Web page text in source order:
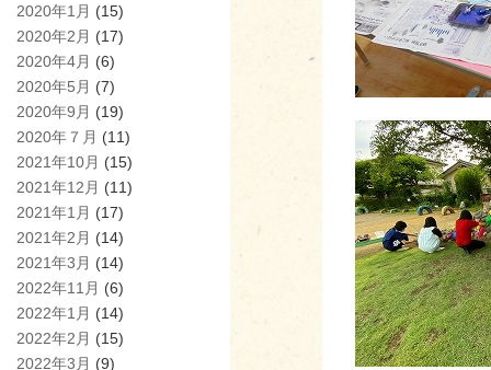
2020年1月 (15)
2020年2月 (17)
2020年4月 (6)
2020年5月 (7)
2020年9月 (19)
2020年７月 (11)
2021年10月 (15)
2021年12月 (11)
2021年1月 (17)
2021年2月 (14)
2021年3月 (14)
2022年11月 (6)
2022年1月 (14)
2022年2月 (15)
2022年3月 (9)